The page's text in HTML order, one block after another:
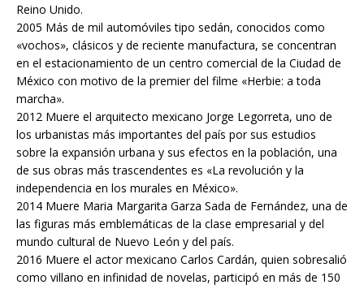
Reino Unido.
2005 Más de mil automóviles tipo sedán, conocidos como
«vochos», clásicos y de reciente manufactura, se concentran
en el estacionamiento de un centro comercial de la Ciudad de
México con motivo de la premier del filme «Herbie: a toda
marcha».
2012 Muere el arquitecto mexicano Jorge Legorreta, uno de
los urbanistas más importantes del país por sus estudios
sobre la expansión urbana y sus efectos en la población, una
de sus obras más trascendentes es «La revolución y la
independencia en los murales en México».
2014 Muere Maria Margarita Garza Sada de Fernández, una de
las figuras más emblemáticas de la clase empresarial y del
mundo cultural de Nuevo León y del país.
2016 Muere el actor mexicano Carlos Cardán, quien sobresalió
como villano en infinidad de novelas, participó en más de 150